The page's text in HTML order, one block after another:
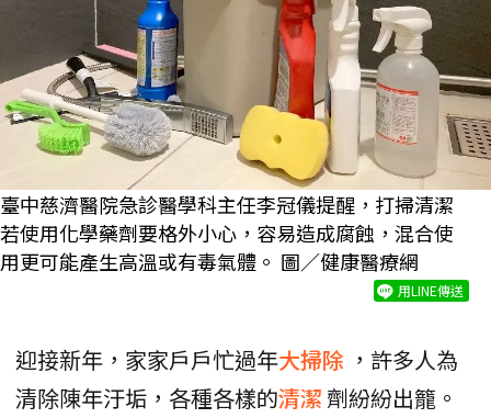
臺中慈濟醫院急診醫學科主任李冠儀提醒，打掃清潔
若使用化學藥劑要格外小心，容易造成腐蝕，混合使
用更可能產生高溫或有毒氣體。 圖／健康醫療網
用LINE傳送
迎接新年，家家戶戶忙過年大掃除 ，許多人為
清除陳年汙垢，各種各樣的清潔 劑紛紛出籠。